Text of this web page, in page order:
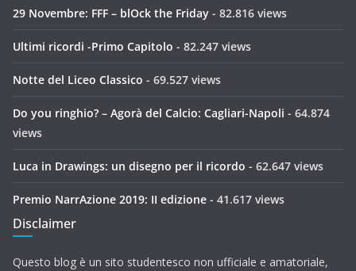
29 Novembre: FFF – blOck the Friday - 82.816 views
Ultimi ricordi -Primo Capitolo - 82.247 views
Notte del Liceo Classico - 69.527 views
Do you ringhio? – Agorà del Calcio: Cagliari-Napoli - 64.874
views
Luca in Drawings: un disegno per il ricordo - 62.647 views
Premio NarrAzione 2019: II edizione - 41.617 views
Disclaimer
Questo blog è un sito studentesco non ufficiale e amatoriale,